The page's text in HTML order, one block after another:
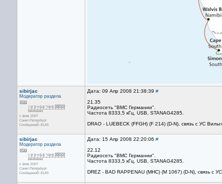
sibirjac
Модератор раздела
с фев 2007
Санкт-Петербург
Сообщений: 8149
Дата: 09 Апр 2008 21:38:39 #
21.35
Радиосеть "ВМС Германии".
Частота 8333,5 кГц, USB, STANAG4285.
DRAO - LUEBECK (FFGH) (F 214) (D-N), связь с УС
sibirjac
Модератор раздела
с фев 2007
Санкт-Петербург
Сообщений: 8149
Дата: 15 Апр 2008 22:20:06 #
22.12
Радиосеть "ВМС Германии".
Частота 8333,5 кГц, USB, STANAG4285.
DREZ - BAD RAPPENAU (MHC) (M 1067) (D-N), связь с